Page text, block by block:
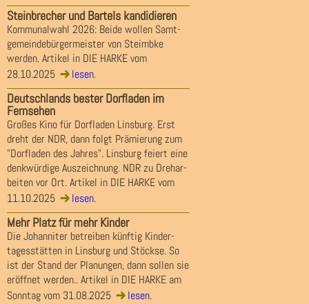
Steinbrecher und Bartels kandidieren
Kommunalwahl 2026: Beide wollen Samt-
gemeindebürgermeister von Steimbke
werden. Artikel in DIE HARKE vom
28.10.2025
lesen.
Deutschlands bester Dorfladen im
Fernsehen
Großes Kino für Dorfladen Linsburg. Erst
dreht der NDR, dann folgt Prämierung zum
"Dorfladen des Jahres". Linsburg feiert eine
denkwürdige Auszeichnung. NDR zu Drehar-
beiten vor Ort. Artikel in DIE HARKE vom
11.10.2025
lesen.
Mehr Platz für mehr Kinder
Die Johanniter betreiben künftig Kinder-
tagesstätten in Linsburg und Stöckse. So
ist der Stand der Planungen, dann sollen sie
eröffnet werden.. Artikel in DIE HARKE am
Sonntag vom 31.08.2025
lesen.